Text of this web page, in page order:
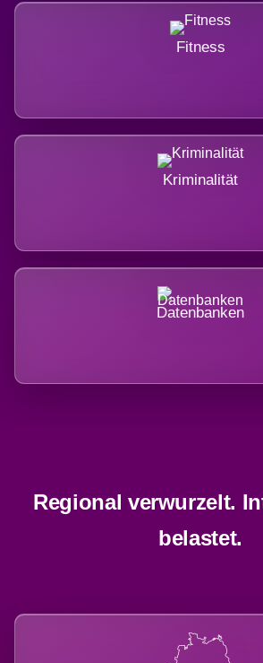
Fitness
Kriminalität
Datenbanken
Regional verwurzelt.
belastet.